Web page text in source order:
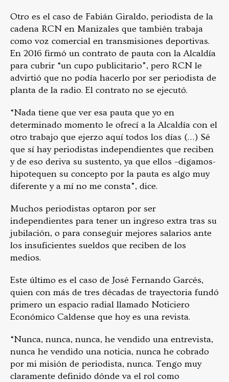
Otro es el caso de Fabián Giraldo, periodista de la
cadena RCN en Manizales que también trabaja
como voz comercial en transmisiones deportivas.
En 2016 firmó un contrato de pauta con la Alcaldía
para cubrir “un cupo publicitario”, pero RCN le
advirtió que no podía hacerlo por ser periodista de
planta de la radio. El contrato no se ejecutó.
“Nada tiene que ver esa pauta que yo en
determinado momento le ofrecí a la Alcaldía con el
otro trabajo que ejerzo aquí todos los días (…) Sé
que sí hay periodistas independientes que reciben
y de eso deriva su sustento, ya que ellos –digamos-
hipotequen su concepto por la pauta es algo muy
diferente y a mí no me consta”, dice.
Muchos periodistas optaron por ser
independientes para tener un ingreso extra tras su
jubilación, o para conseguir mejores salarios ante
los insuficientes sueldos que reciben de los
medios.
Este último es el caso de José Fernando Garcés,
quien con más de tres décadas de trayectoria fundó
primero un espacio radial llamado Noticiero
Económico Caldense que hoy es una revista.
“Nunca, nunca, nunca, he vendido una entrevista,
nunca he vendido una noticia, nunca he cobrado
por mi misión de periodista, nunca. Tengo muy
claramente definido dónde va el rol como